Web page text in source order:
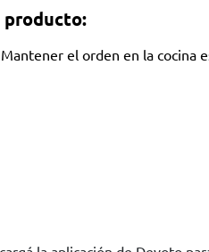
producto:
Mantener el orden en la cocina